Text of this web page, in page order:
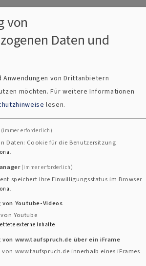
in Welbhausen
in Welbhausen
von
Daten und
von Drittanbietern
möchten.Für weitere Informationen
lesen.
(immer erforderlich)
Daten: Cookie für die Benutzersitzung
(immer erforderlich)
speichert Ihre Einwilligungsstatus im Browser
von Youtube-Videos
Youtube
externe Inhalte
von www.taufspruch.de über ein iFrame
www.taufspruch.de innerhalb eines iFrames